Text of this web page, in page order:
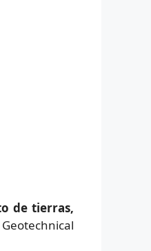
de tierras,